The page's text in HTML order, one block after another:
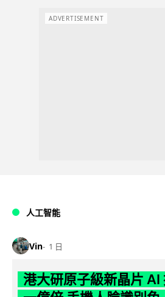
ADVERTISEMENT
人工智能
Vin 1 日
港大研原子級新晶片 AI